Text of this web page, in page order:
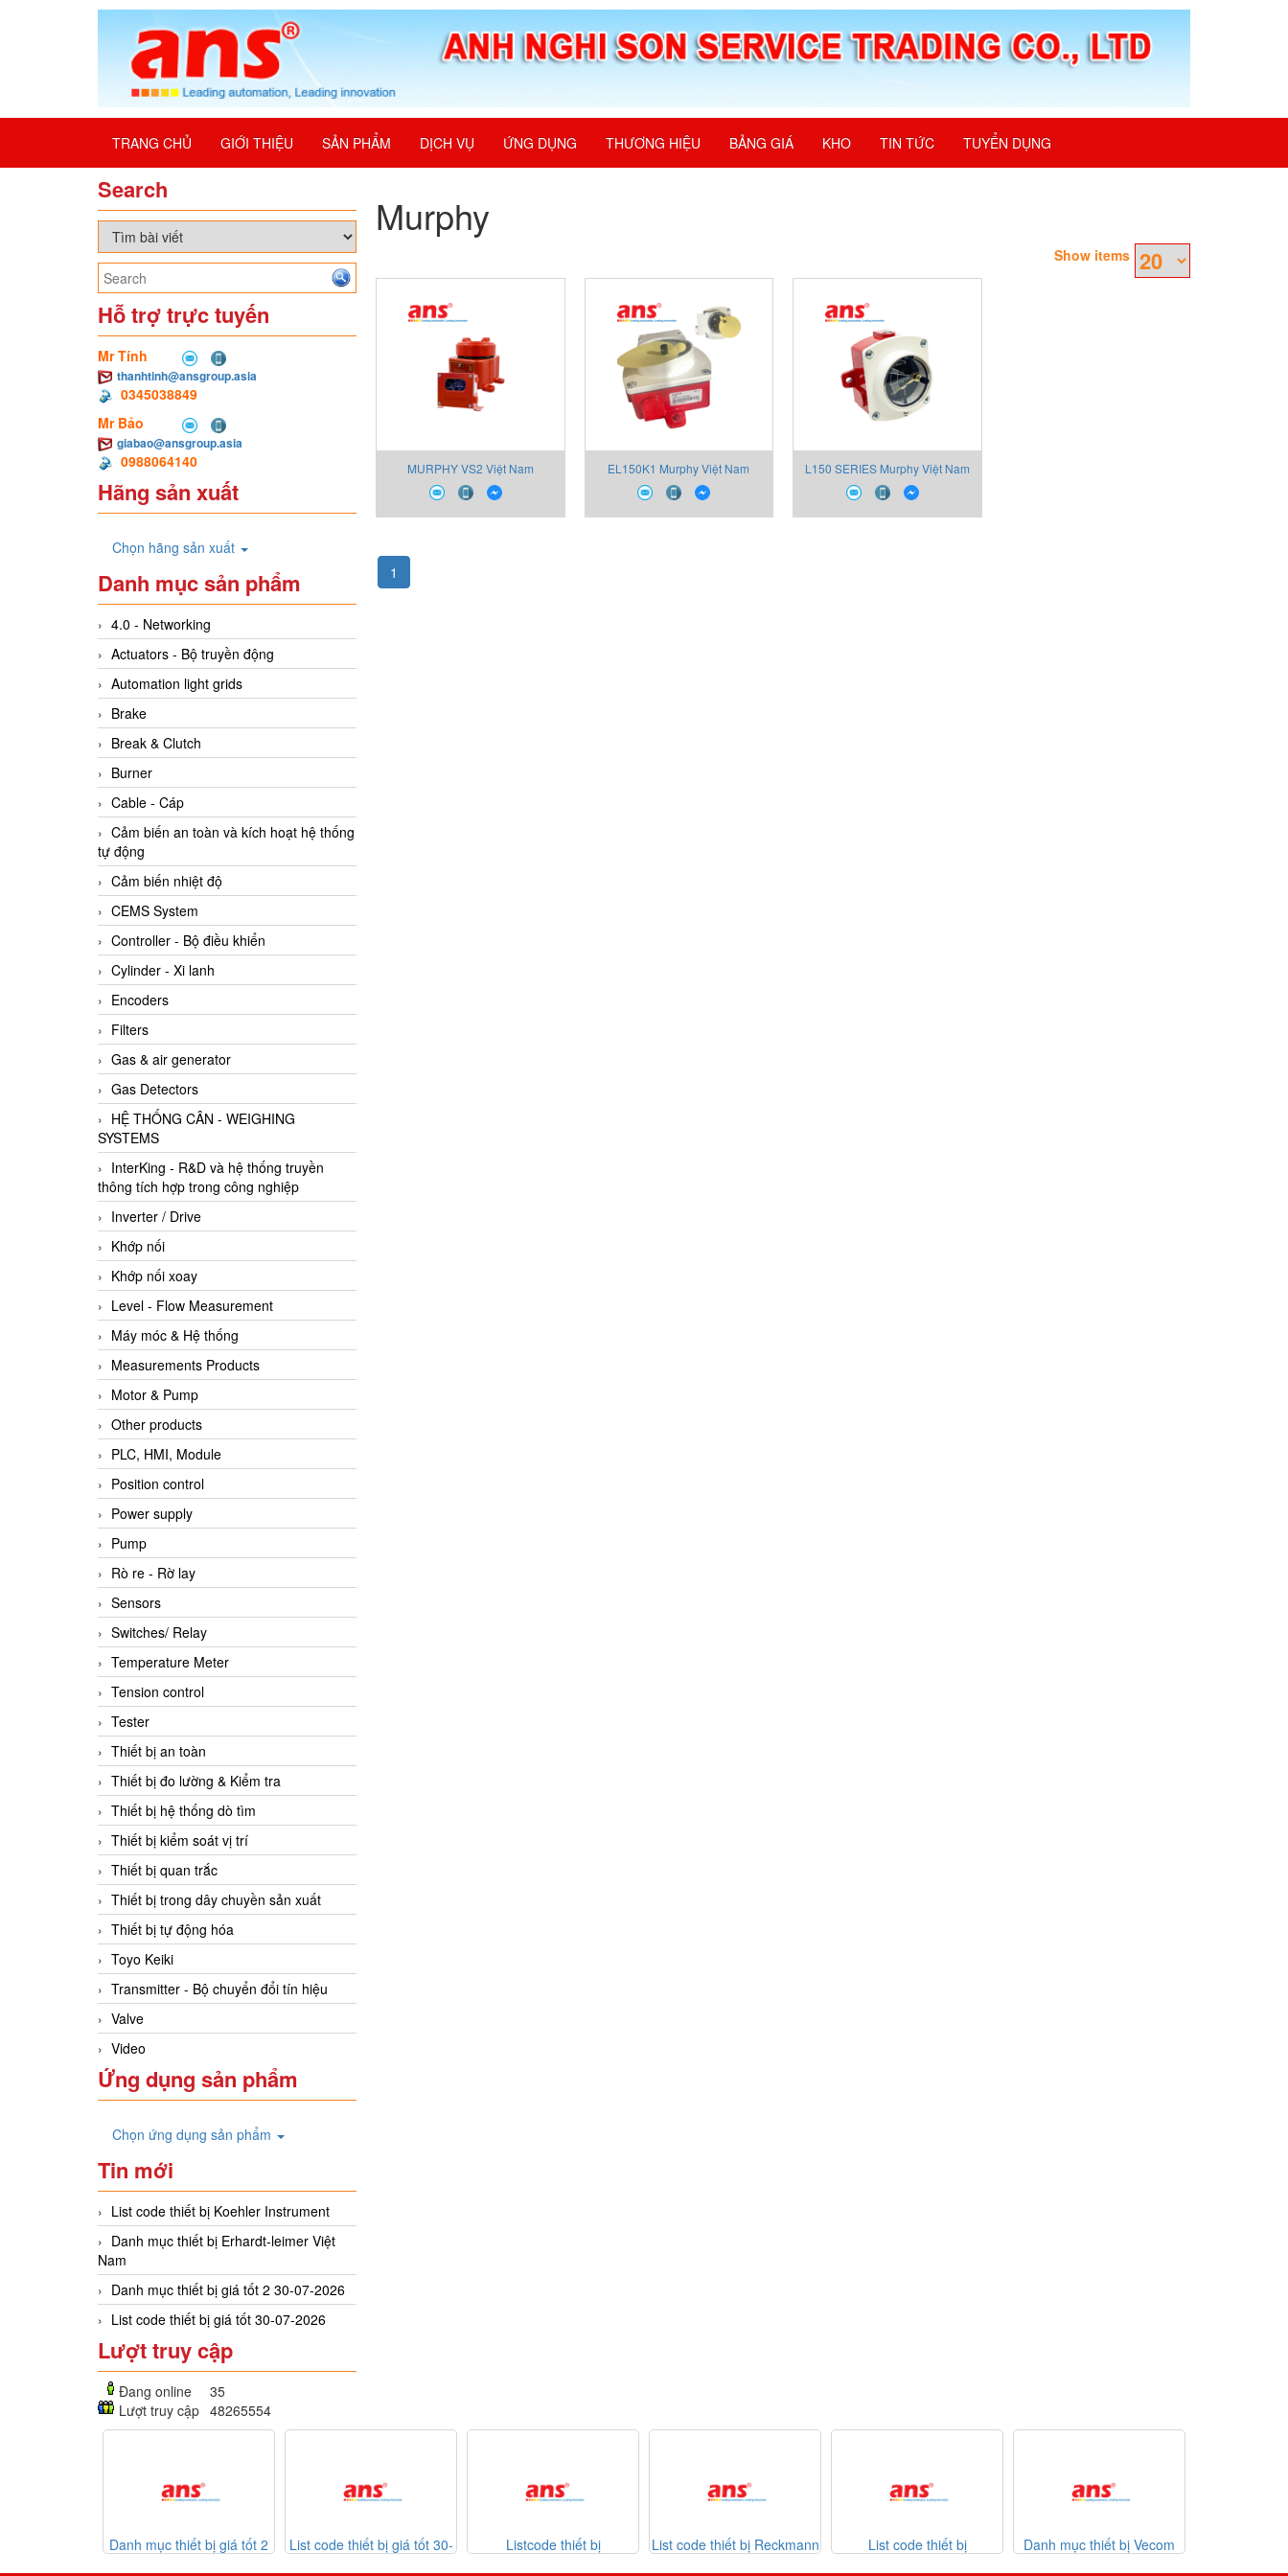
TRANG CHỦ GIỚI THIỆU SẢN PHẨM DỊCH VỤ ỨNG DỤNG THƯƠNG HIỆU BẢNG GIÁ KHO TIN TỨC TUYỂN DỤNG
Search
Hỗ trợ trực tuyến
Mr Tính
thanhtinh@ansgroup.asia
0345038849
Mr Bảo
giabao@ansgroup.asia
0988064140
Hãng sản xuất
Chọn hãng sản xuất
Danh mục sản phẩm
4.0 - Networking
Actuators - Bộ truyền động
Automation light grids
Brake
Break & Clutch
Burner
Cable - Cáp
Cảm biến an toàn và kích hoạt hệ thống
tự động
Cảm biến nhiệt độ
CEMS System
Controller - Bộ điều khiển
Cylinder - Xi lanh
Encoders
Filters
Gas & air generator
Gas Detectors
HỆ THỐNG CÂN - WEIGHING
SYSTEMS
InterKing - R&D và hệ thống truyền
thông tích hợp trong công nghiệp
Inverter / Drive
Khớp nối
Khớp nối xoay
Level - Flow Measurement
Máy móc & Hệ thống
Measurements Products
Motor & Pump
Other products
PLC, HMI, Module
Position control
Power supply
Pump
Rò re - Rờ lay
Sensors
Switches/ Relay
Temperature Meter
Tension control
Tester
Thiết bị an toàn
Thiết bị đo lường & Kiểm tra
Thiết bị hệ thống dò tìm
Thiết bị kiểm soát vị trí
Thiết bị quan trắc
Thiết bị trong dây chuyền sản xuất
Thiết bị tự động hóa
Toyo Keiki
Transmitter - Bộ chuyển đổi tín hiệu
Valve
Video
Ứng dụng sản phẩm
Chọn ứng dụng sản phẩm
Tin mới
List code thiết bị Koehler Instrument
Danh mục thiết bị Erhardt-leimer Việt
Nam
Danh mục thiết bị giá tốt 2 30-07-2026
List code thiết bị giá tốt 30-07-2026
Lượt truy cập
Đang online
35
Lượt truy cập 48265554
Murphy
Show items
MURPHY VS2 Việt Nam EL150K1 Murphy Việt Nam L150 SERIES Murphy Việt Nam
1
mục thiết bị giá tốt 2
List code thiết bị giá tốt 30-
Listcode thiết bị
List code thiết bị Reckmann
List code thiết bị
Danh mục thiết bị Vecom
Danh mục thiết bị Watlow